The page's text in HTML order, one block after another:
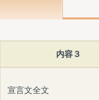
内容３
宣言文全文